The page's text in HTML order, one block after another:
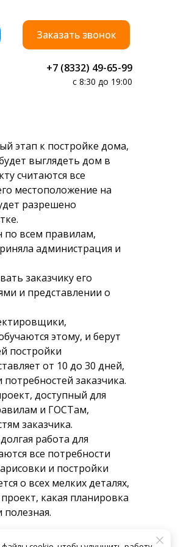
Заказать звонок
+7 (8332) 49-65-99
с 8:30 до 19:00
этап к постройке дома,
выглядеть дом в
считаются все
местоположение на
разрешено
всем правилам,
администрация и
заказчику его
и представлении о
этому, и берут
постройки
от 10 до 30 дней,
заказчика.
доступный для
и ГОСТам,
заказчика.
работа для
все потребности
и постройки
о всех мелких деталях,
какая планировка